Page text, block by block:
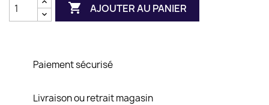
 AJOUTER AU PANIER
Paiement sécurisé
Livraison ou retrait magasin